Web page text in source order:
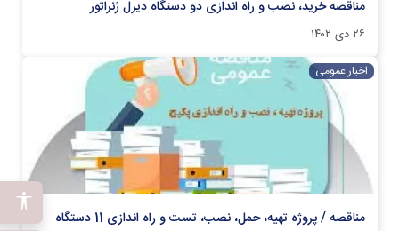
مناقصه خرید، نصب و راه اندازی دو دستگاه دیزل ژنراتور
۲۶ دی ۱۴۰۲
اخبار عمومی
مناقصه / پروژه تهیه، حمل، نصب، تست و راه اندازی 11 دستگاه